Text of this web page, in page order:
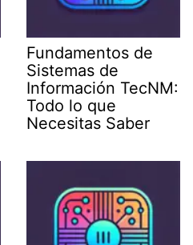
Fundamentos de
Sistemas de
Información TecNM:
Todo lo que
Necesitas Saber